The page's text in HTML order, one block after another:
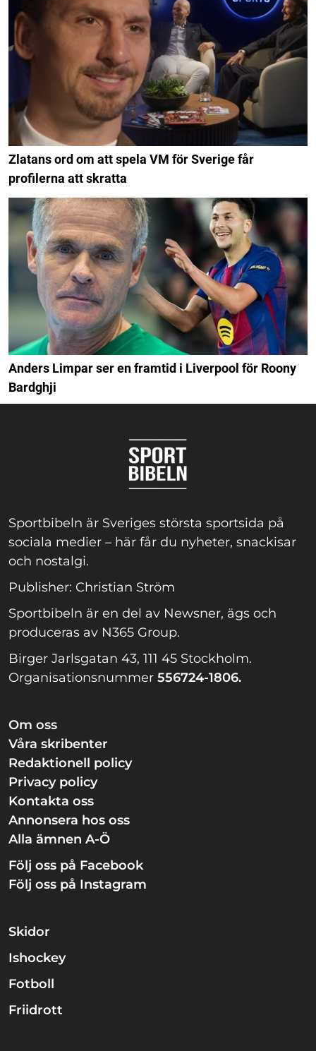
Zlatans ord om att spela VM för Sverige får
profilerna att skratta
Anders Limpar ser en framtid i Liverpool för Roony
Bardghji
Sportbibeln är Sveriges största sportsida på
sociala medier – här får du nyheter, snackisar
och nostalgi.
Publisher: Christian Ström
Sportbibeln är en del av Newsner, ägs och
produceras av N365 Group.
Birger Jarlsgatan 43, 111 45 Stockholm.
Organisationsnummer 556724-1806.
Om oss
Våra skribenter
Redaktionell policy
Privacy policy
Kontakta oss
Annonsera hos oss
Alla ämnen A-Ö
Följ oss på Facebook
Följ oss på Instagram
Skidor
Ishockey
Fotboll
Friidrott